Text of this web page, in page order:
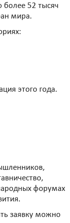
более 52 тысяч
мира.
этого года.
форумах
заявку можно